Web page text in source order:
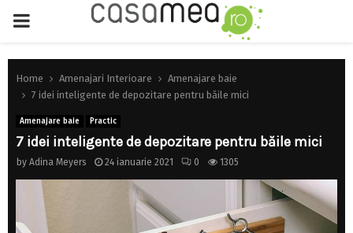
PRIMARY
MENU
Home Amenajari Interioare
Amenajare baie
7 idei inteligente de depozitare pentru băile mici
Amenajare baie Practic
7 idei inteligente de depozitare pentru băile mici
by Adina Meyers 24 ianuarie 2021 0 1305